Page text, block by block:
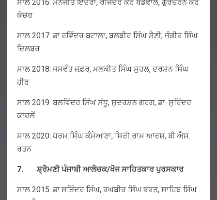
ਸਾਲ 2016: ਮਨਜੀਤ ਇੰਦਰਾ, ਰਜਿੰਦਰ ਕੌਰ ਬਡਵਾਲ, ਗੁਰਚਰਨ ਕੌਰ
ਕੋਚਰ
ਸਾਲ 2017: ਡਾ.ਰਵਿੰਦਰ ਬਟਾਲਾ, ਬਲਬੀਰ ਸਿੰਘ ਸੈਣੀ, ਜੰਗੀਰ ਸਿੰਘ
ਦਿਲਬਰ
ਸਾਲ 2018: ਜਸਵੰਤ ਜ਼ਫ਼ਰ, ਮਲਕੀਤ ਸਿੰਘ ਸੁਹਲ, ਦਰਸ਼ਨ ਸਿੰਘ
ਹੀਰ
ਸਾਲ 2019: ਬਲਵਿੰਦਰ ਸਿੰਘ ਸੰਧੂ, ਸੁਦਰਸ਼ਨ ਗਰਗ, ਡਾ. ਸੁਰਿੰਦਰ
ਕਾਹਲੋਂ
ਸਾਲ 2020: ਧਰਮ ਸਿੰਘ ਕੰਮੇਆਣਾ, ਸਿਰੀ ਰਾਮ ਆਰਸ਼, ਬੀ.ਐਸ.
ਰਤਨ
7. ਸ਼੍ਰੋਮਣੀ ਪੰਜਾਬੀ ਆਲੋਚਕ/ਖੋਜ ਸਾਹਿਤਕਾਰ ਪੁਰਸਕਾਰ
ਸਾਲ 2015: ਡਾ.ਸਤਿੰਦਰ ਸਿੰਘ, ਰਘਬੀਰ ਸਿੰਘ ਭਰਤ, ਸਾਹਿਬ ਸਿੰਘ